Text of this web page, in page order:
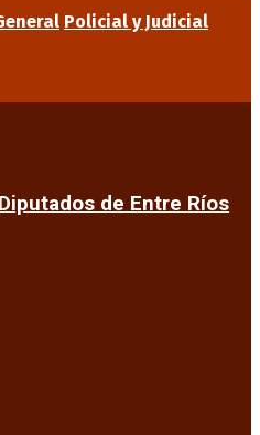
Policial y Judicial
de Entre Ríos